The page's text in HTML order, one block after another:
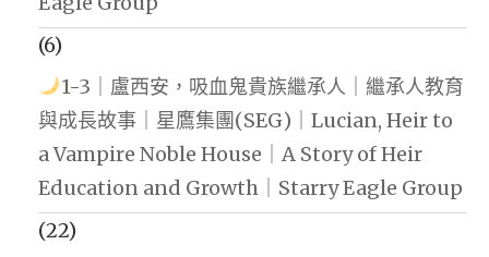
(6)
1-3｜盧西安，吸血鬼貴族繼承人｜繼承人教育
與成長故事｜星鷹集團(SEG)｜Lucian, Heir to
a Vampire Noble House｜A Story of Heir
Education and Growth｜Starry Eagle Group
(22)